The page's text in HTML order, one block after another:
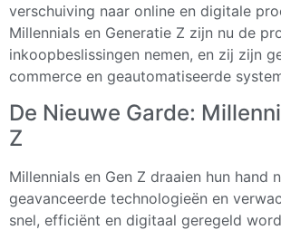
verschuiving naar online en digitale
Millennials en Generatie Z zijn nu de
inkoopbeslissingen nemen, en zij zijn
commerce en geautomatiseerde
De Nieuwe Garde:
Z
Millennials en Gen Z draaien hun hand
geavanceerde technologieën en
snel, efficiënt en digitaal geregeld